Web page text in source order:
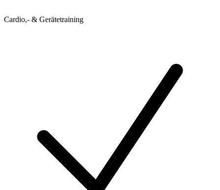
Cardio,- & Gerätetraining